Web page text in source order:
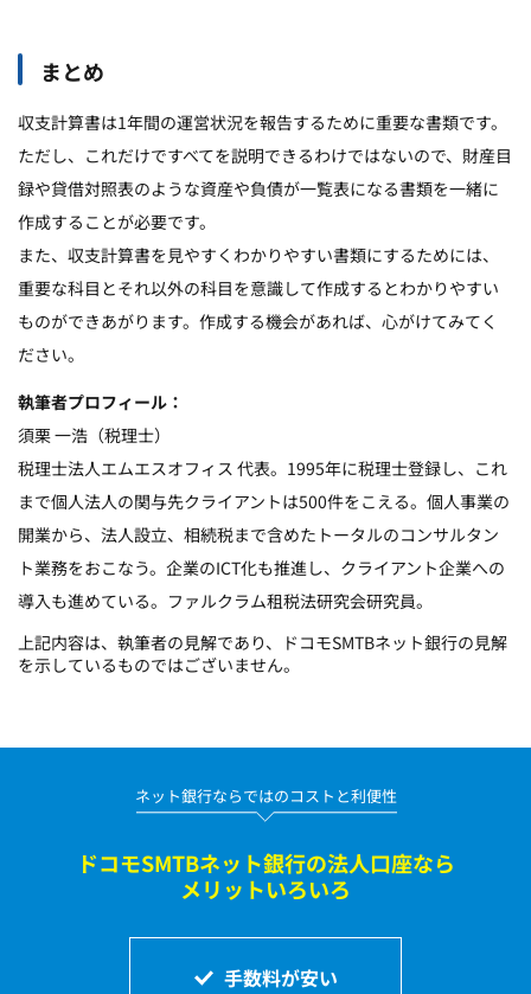
まとめ
収支計算書は1年間の運営状況を報告するために重要な書類です。
ただし、これだけですべてを説明できるわけではないので、財産目
録や貸借対照表のような資産や負債が一覧表になる書類を一緒に
作成することが必要です。
また、収支計算書を見やすくわかりやすい書類にするためには、
重要な科目とそれ以外の科目を意識して作成するとわかりやすい
ものができあがります。作成する機会があれば、心がけてみてく
ださい。
執筆者プロフィール：
須栗 一浩（税理士）
税理士法人エムエスオフィス 代表。1995年に税理士登録し、これ
まで個人法人の関与先クライアントは500件をこえる。個人事業の
開業から、法人設立、相続税まで含めたトータルのコンサルタン
ト業務をおこなう。企業のICT化も推進し、クライアント企業への
導入も進めている。ファルクラム租税法研究会研究員。
上記内容は、執筆者の見解であり、ドコモSMTBネット銀行の見解
を示しているものではございません。
ネット銀行ならではのコストと利便性
ドコモSMTBネット銀行の法人口座なら
メリットいろいろ
手数料が安い